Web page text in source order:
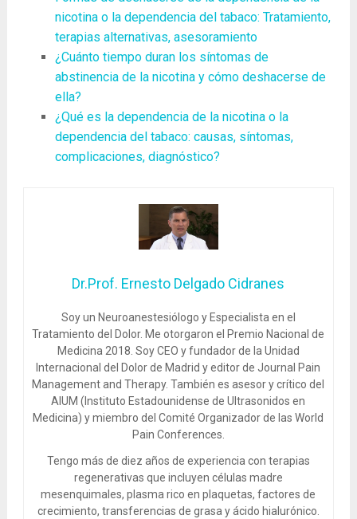
nicotina o la dependencia del tabaco: Tratamiento,
terapias alternativas, asesoramiento
¿Cuánto tiempo duran los síntomas de
abstinencia de la nicotina y cómo deshacerse de
ella?
¿Qué es la dependencia de la nicotina o la
dependencia del tabaco: causas, síntomas,
complicaciones, diagnóstico?
Dr.Prof. Ernesto Delgado Cidranes
Soy un Neuroanestesiólogo y Especialista en el
Tratamiento del Dolor. Me otorgaron el Premio Nacional de
Medicina 2018. Soy CEO y fundador de la Unidad
Internacional del Dolor de Madrid y editor de Journal Pain
Management and Therapy. También es asesor y crítico del
AIUM (Instituto Estadounidense de Ultrasonidos en
Medicina) y miembro del Comité Organizador de las World
Pain Conferences.
Tengo más de diez años de experiencia con terapias
regenerativas que incluyen células madre
mesenquimales, plasma rico en plaquetas, factores de
crecimiento, transferencias de grasa y ácido hialurónico.